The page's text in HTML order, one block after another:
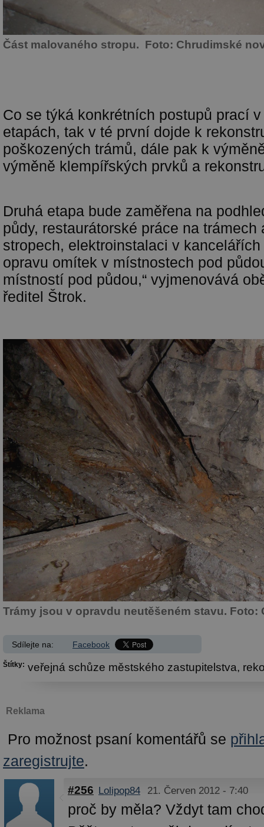
Část malovaného stropu. Foto: Chrudimské
Co se týká konkrétních postupů prací
etapách, tak v té první dojde k
poškozených trámů, dále pak k
výměně klempířských prvků a
Druhá etapa bude zaměřena na
půdy, restaurátorské práce na trámech
stropech, elektroinstalaci v
opravu omítek v místnostech pod
místností pod půdou,“ vyjmenovává
ředitel Štrok.
Trámy jsou v opravdu neutěšeném stavu. Foto:
Sdílejte na: Facebook
Štítky: veřejná schůze městského zastupitelstva,
Reklama
Pro možnost psaní komentářů se
zaregistrujte.
#256 Lolipop84 21. Červen 2012 - 7:40
proč by měla? Vždyt tam